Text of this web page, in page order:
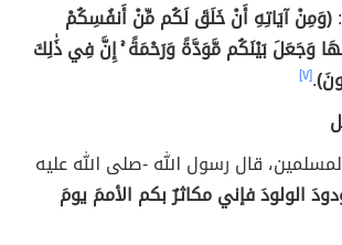
(وَمِنْ آيَاتِهِ أَنْ خَلَقَ لَكُم مِّنْ أَنفُسِكُمْ
وَجَعَلَ بَيْنَكُم مَّوَدَّةً وَرَحْمَةً ۚ إِنَّ فِي ذَٰلِكَ
.[٧]
قال رسول الله -صلى الله عليه
الولودَ فإني مكاثرٌ بكم الأممَ يومَ